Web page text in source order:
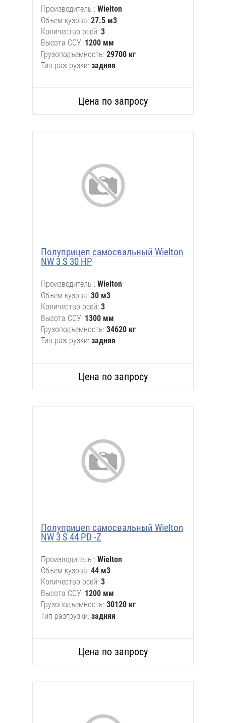
Производитель
Wielton
Объем кузова 27.5 м3
Количество осей 3
Высота ССУ 1200 мм
Грузоподъемность 29700 кг
Тип разгрузки задняя
Цена по запросу
Полуприцеп самосвальный Wielton
NW 3 S 30 HP
Производитель
Wielton
Объем кузова 30 м3
Количество осей 3
Высота ССУ 1300 мм
Грузоподъемность 34620 кг
Тип разгрузки задняя
Цена по запросу
Полуприцеп самосвальный Wielton
NW 3 S 44 PD -Z
Производитель
Wielton
Объем кузова 44 м3
Количество осей 3
Высота ССУ 1200 мм
Грузоподъемность 30120 кг
Тип разгрузки задняя
Цена по запросу